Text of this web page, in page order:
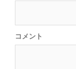
コメント